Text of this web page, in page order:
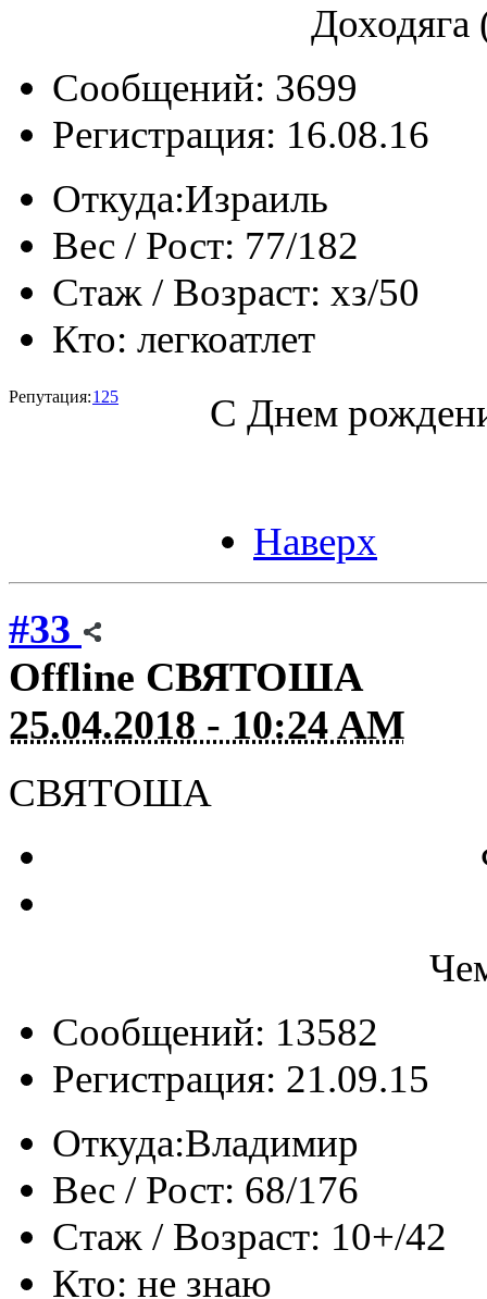
Сообщений: 3699
Регистрация: 16.08.16
Откуда:Израиль
Вес / Рост: 77/182
Стаж / Возраст: хз/50
Кто: легкоатлет
Репутация:125 С Днем
Наверх
#33
Offline СВЯТОША
25.04.2018 - 10:24 AM
СВЯТОША
Сообщений: 13582
Регистрация: 21.09.15
Откуда:Владимир
Вес / Рост: 68/176
Стаж / Возраст: 10+/42
Кто: не знаю